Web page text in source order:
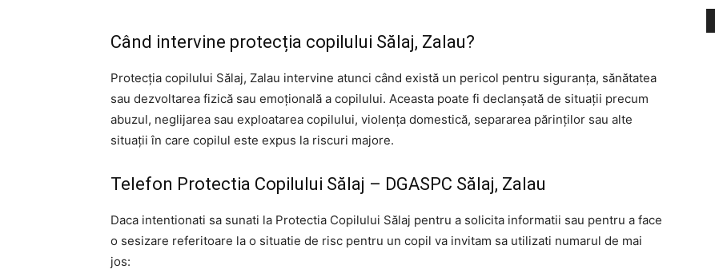
Când intervine protecția copilului Sălaj, Zalau?
Protecția copilului Sălaj, Zalau intervine atunci când există un pericol pentru siguranța, sănătatea
sau dezvoltarea fizică sau emoțională a copilului. Aceasta poate fi declanșată de situații precum
abuzul, neglijarea sau exploatarea copilului, violența domestică, separarea părinților sau alte
situații în care copilul este expus la riscuri majore.
Telefon Protectia Copilului Sălaj – DGASPC Sălaj, Zalau
Daca intentionati sa sunati la Protectia Copilului Sălaj pentru a solicita informatii sau pentru a face
o sesizare referitoare la o situatie de risc pentru un copil va invitam sa utilizati numarul de mai
jos: